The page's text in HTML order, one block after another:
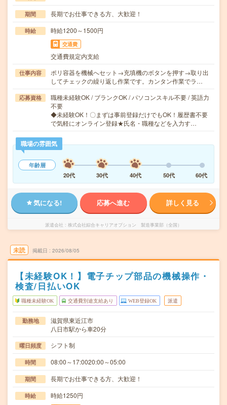
期間 長期でお仕事できる方、大歓迎！
時給 時給1200～1500円
交通費
交通費規定内支給
仕事内容
ポリ容器を機械へセット→充填機のボタンを押す→取り出
してチェックの繰り返し作業です。カンタン作業でラ…
応募資格
職種未経験OK / ブランクOK / パソコンスキル不要 / 英語力
不要
◆未経験OK！〇まずは事前登録だけでもOK！履歴書不要
で気軽にオンライン登録★氏名・職種などを入力す…
職場の雰囲気
年齢層
20代
30代 40代 50代 60代
気になる! 応募へ進む 詳しく見る
派遣会社 株式会社綜合キャリアオプション 製造事業部（全国）
未読 掲載日 2026/08/05
【未経験OK！】電子チップ部品の機械操作・
検査/日払いOK
職種未経験OK 交通費別途支給あり WEB登録OK 派遣
勤務地
滋賀県東近江市
八日市駅から車20分
曜日頻度 シフト制
時間 08:00～17:0020:00～05:00
期間 長期でお仕事できる方、大歓迎！
時給 時給1250円